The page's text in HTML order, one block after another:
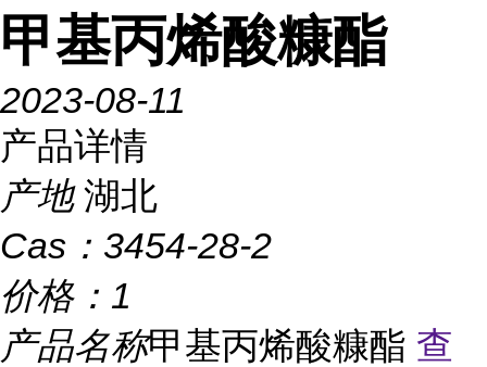
甲基丙烯酸糠酯
2023-08-11
产品详情
产地 湖北
Cas： 3454-28-2
价格： 1
产品名称甲基丙烯酸糠酯 查